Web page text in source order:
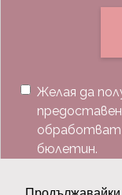
Желая да
обработват
бюлетин.